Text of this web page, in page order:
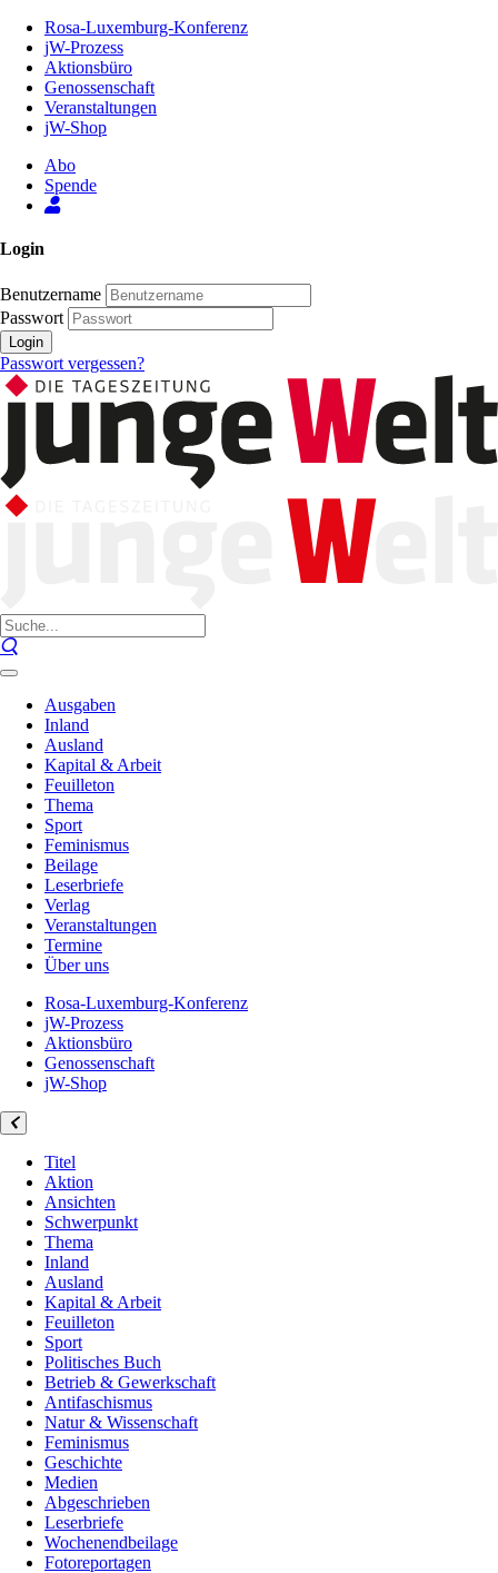
Inhalt
Seite
Rosa-Luxemburg-Konferenz
jW-Prozess
Aktionsbüro
Genossenschaft
Veranstaltungen
jW-Shop
Abo
Spende
Login
Benutzername
Passwort
Login
Passwort vergessen?
Ausgaben
Inland
Ausland
Kapital & Arbeit
Feuilleton
Thema
Sport
Feminismus
Beilage
Leserbriefe
Verlag
Veranstaltungen
Termine
Über uns
Rosa-Luxemburg-Konferenz
jW-Prozess
Aktionsbüro
Genossenschaft
jW-Shop
Titel
Aktion
Ansichten
Schwerpunkt
Thema
Inland
Ausland
Kapital & Arbeit
Feuilleton
Sport
Politisches Buch
Betrieb & Gewerkschaft
Antifaschismus
Natur & Wissenschaft
Feminismus
Geschichte
Medien
Abgeschrieben
Leserbriefe
Wochenendbeilage
Fotoreportagen